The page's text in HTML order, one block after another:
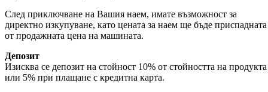
След приключване на Вашия наем, имате възможност за
директно изкупуване, като цената за наем ще бъде приспадната
от продажната цена на машината.
Депозит
Изисква се депозит на стойност 10% от стойността на продукта
или 5% при плащане с кредитна карта.